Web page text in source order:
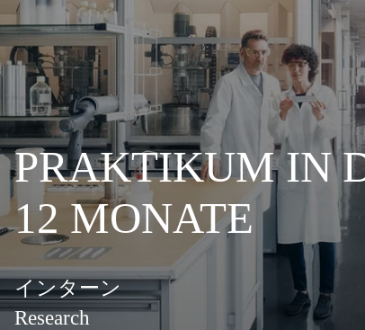
PRAKTIKUM IN
12 MONATE
インターン
Research